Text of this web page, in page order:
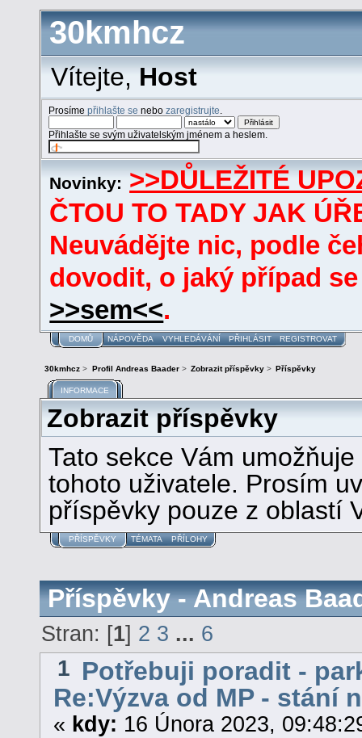
30kmhcz
Vítejte,Host
Prosímepřihlašte se nebozaregistrujte
Přihlašte se svým uživatelským jménem a heslem.
Novinky: >>DŮLEŽITÉ
ČTOU TO TADY JAK
Neuvádějte nic, podle
dovodit, o jaký případ
>>sem<<.
DOMŮ NÁPOVĚDA VYHLEDÁVÁNÍ PŘIHLÁSIT REGISTROVAT
30kmhcz > Profil Andreas Baader> Zobrazit příspěvky> Příspěvky
INFORMACE
Zobrazit příspěvky
Tato sekce Vám
tohoto uživatele. Prosím
příspěvky pouze z oblastí
PŘÍSPĚVKY TÉMATA PŘÍLOHY
Příspěvky - Andreas
Stran: [1] 2 3 ... 6
1 Potřebuji poradit -
Re:Výzva od MP - stání
« kdy: 16 Února 2023,